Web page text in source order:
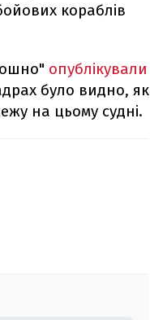
кораблів
опублікували
було видно, як
на цьому судні.